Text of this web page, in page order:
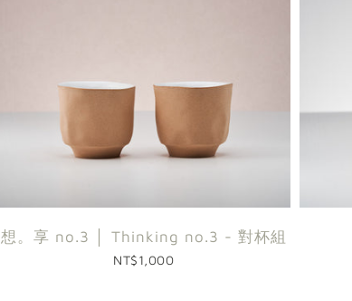
想。享 no.3 │ Thinking no.3 - 對杯組
NT$1,000